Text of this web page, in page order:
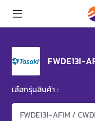
FWDE13I-
เลือกรุ่นสินค้า :
FWDE13I-AF1M /